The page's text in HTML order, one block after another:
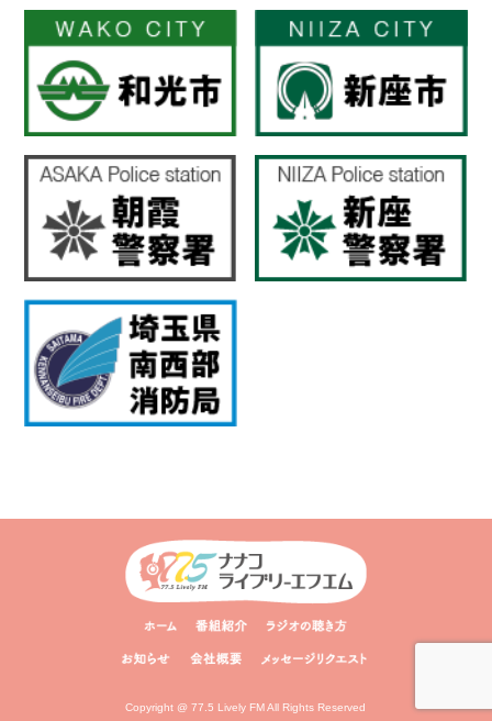
Copyright @ 77.5 Lively FM All Rights Reserved